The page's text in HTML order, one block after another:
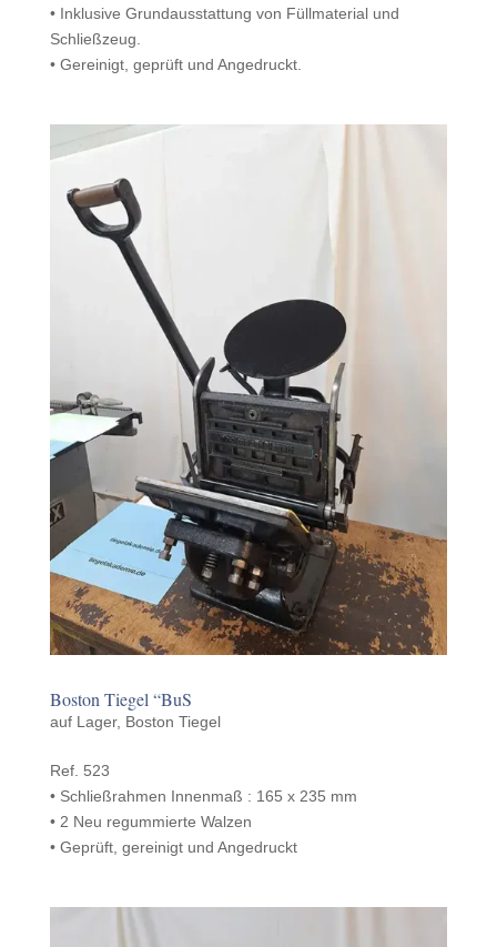
• Inklu­sive Grun­dausstat­tung von Füll­ma­te­r­ial und
Schließzeug.
• Gere­inigt, geprüft und Angedruckt.
Boston Tiegel “BuS
auf Lager, Boston Tiegel
Ref. 523
• Schließrah­men Innen­maß : 165 x 235 mm
• 2 Neu regum­mierte Walzen
• Geprüft, gere­inigt und Angedruckt